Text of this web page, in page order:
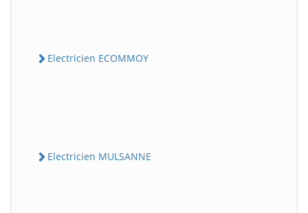
Electricien ECOMMOY
Electricien MULSANNE